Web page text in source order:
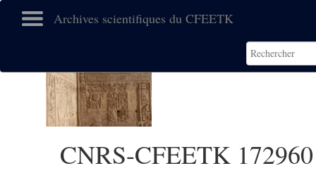
Archives scientifiques du CFEETK
CNRS-CFEETK 172960